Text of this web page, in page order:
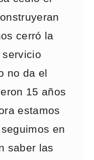
cerró la
servicio
no da el
15 años
estamos
en
saber las